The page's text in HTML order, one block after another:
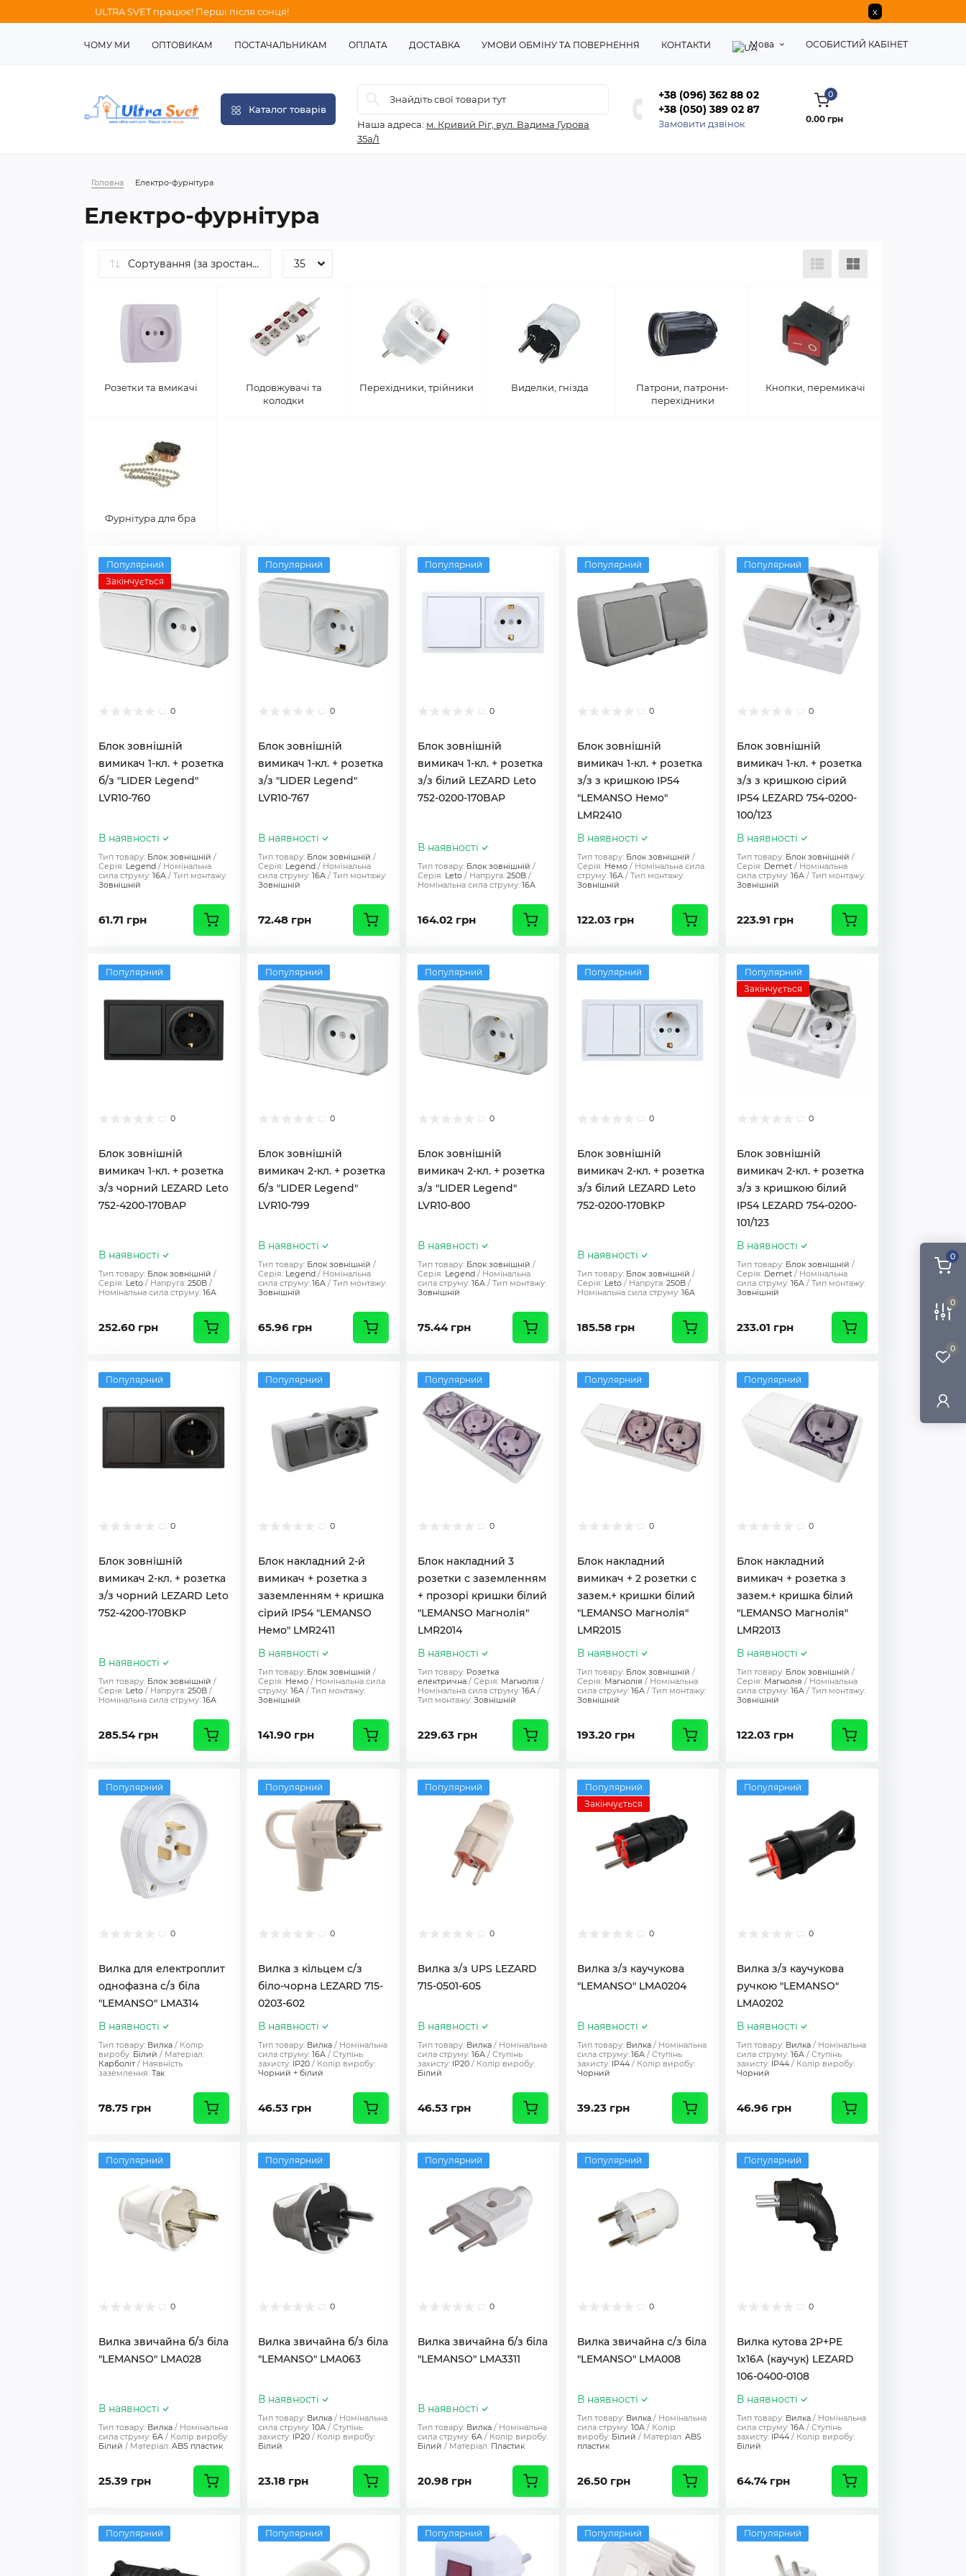
0
0
0
ULTRA SVET працює! Перші після сонця! x
ЧОМУ МИ ОПТОВИКАМ ПОСТАЧАЛЬНИКАМ ОПЛАТА ДОСТАВКА УМОВИ ОБМІНУ ТА ПОВЕРНЕННЯ КОНТАКТИ Мова ОСОБИСТИЙ КАБІНЕТ
Каталог товарів
Наша адреса: м. Кривий Ріг, вул. Вадима Гурова
35а/1
+38 (096) 362 88 02
+38 (050) 389 02 87
Замовити дзвінок
0
0.00 грн
Головна Електро-фурнітура
Електро-фурнітура
Розетки та вмикачі
Подовжувачі та
колодки
Перехідники, трійники Виделки, гнізда
Патрони, патрони-
перехідники
Кнопки, перемикачі
Фурнітура для бра
Популярний
Закінчується
0
Блок зовнішній
вимикач 1-кл. + розетка
б/з "LIDER Legend"
LVR10-760
В наявності
Тип товару: Блок зовнішній
Серія: Legend
Номінальна
сила струму: 16A
Тип монтажу:
Зовнішній
61.71 грн
Популярний
0
Блок зовнішній
вимикач 1-кл. + розетка
з/з "LIDER Legend"
LVR10-767
В наявності
Тип товару: Блок зовнішній
Серія: Legend
Номінальна
сила струму: 16A
Тип монтажу:
Зовнішній
72.48 грн
Популярний
0
Блок зовнішній
вимикач 1-кл. + розетка
з/з білий LEZARD Leto
752-0200-170BAP
В наявності
Тип товару: Блок зовнішній
Серія: Leto Напруга: 250В
Номінальна сила струму: 16A
164.02 грн
Популярний
0
Блок зовнішній
вимикач 1-кл. + розетка
з/з з кришкою IP54
"LEMANSO Немо"
LMR2410
В наявності
Тип товару: Блок зовнішній
Серія: Немо
Номінальна сила
струму: 16A
Тип монтажу:
Зовнішній
122.03 грн
Популярний
0
Блок зовнішній
вимикач 1-кл. + розетка
з/з з кришкою сірий
IP54 LEZARD 754-0200-
100/123
В наявності
Тип товару: Блок зовнішній
Серія: Demet
Номінальна
сила струму: 16A
Тип монтажу:
Зовнішній
223.91 грн
Популярний
0
Блок зовнішній
вимикач 1-кл. + розетка
з/з чорний LEZARD Leto
752-4200-170BAP
В наявності
Тип товару: Блок зовнішній
Серія: Leto Напруга: 250В
Номінальна сила струму: 16A
252.60 грн
Популярний
0
Блок зовнішній
вимикач 2-кл. + розетка
б/з "LIDER Legend"
LVR10-799
В наявності
Тип товару: Блок зовнішній
Серія: Legend
Номінальна
сила струму: 16A
Тип монтажу:
Зовнішній
65.96 грн
Популярний
0
Блок зовнішній
вимикач 2-кл. + розетка
з/з "LIDER Legend"
LVR10-800
В наявності
Тип товару: Блок зовнішній
Серія: Legend
Номінальна
сила струму: 16A
Тип монтажу:
Зовнішній
75.44 грн
Популярний
0
Блок зовнішній
вимикач 2-кл. + розетка
з/з білий LEZARD Leto
752-0200-170BKP
В наявності
Тип товару: Блок зовнішній
Серія: Leto Напруга: 250В
Номінальна сила струму: 16A
185.58 грн
Популярний
Закінчується
0
Блок зовнішній
вимикач 2-кл. + розетка
з/з з кришкою білий
IP54 LEZARD 754-0200-
101/123
В наявності
Тип товару: Блок зовнішній
Серія: Demet
Номінальна
сила струму: 16A
Тип монтажу:
Зовнішній
233.01 грн
Популярний
0
Блок зовнішній
вимикач 2-кл. + розетка
з/з чорний LEZARD Leto
752-4200-170BKP
В наявності
Тип товару: Блок зовнішній
Серія: Leto Напруга: 250В
Номінальна сила струму: 16A
285.54 грн
Популярний
0
Блок накладний 2-й
вимикач + розетка з
заземленням + кришка
сірий IP54 "LEMANSO
Немо" LMR2411
В наявності
Тип товару: Блок зовнішній
Серія: Немо
Номінальна сила
струму: 16A
Тип монтажу:
Зовнішній
141.90 грн
Популярний
0
Блок накладний 3
розетки с заземленням
+ прозорі кришки білий
"LEMANSO Магнолія"
LMR2014
В наявності
Тип товару: Розетка
електрична
Серія: Магнолія
Номінальна сила струму: 16A
Тип монтажу: Зовнішній
229.63 грн
Популярний
0
Блок накладний
вимикач + 2 розетки с
зазем.+ кришки білий
"LEMANSO Магнолія"
LMR2015
В наявності
Тип товару: Блок зовнішній
Серія: Магнолія
Номінальна
сила струму: 16A
Тип монтажу:
Зовнішній
193.20 грн
Популярний
0
Блок накладний
вимикач + розетка з
зазем.+ кришка білий
"LEMANSO Магнолія"
LMR2013
В наявності
Тип товару: Блок зовнішній
Серія: Магнолія
Номінальна
сила струму: 16A
Тип монтажу:
Зовнішній
122.03 грн
Популярний
0
Вилка для електроплит
однофазна с/з біла
"LEMANSO" LMA314
В наявності
Тип товару: Вилка
Колір
виробу: Білий
Матеріал:
Карболіт
Наявність
заземлення: Так
78.75 грн
Популярний
0
Вилка з кільцем с/з
біло-чорна LEZARD 715-
0203-602
В наявності
Тип товару: Вилка
Номінальна
сила струму: 16A
Ступінь
захисту: IP20
Колір виробу:
Чорний + білий
46.53 грн
Популярний
0
Вилка з/з UPS LEZARD
715-0501-605
В наявності
Тип товару: Вилка
Номінальна
сила струму: 16A
Ступінь
захисту: IP20
Колір виробу:
Білий
46.53 грн
Популярний
Закінчується
0
Вилка з/з каучукова
"LEMANSO" LMA0204
В наявності
Тип товару: Вилка
Номінальна
сила струму: 16A
Ступінь
захисту: IP44
Колір виробу:
Чорний
39.23 грн
Популярний
0
Вилка з/з каучукова
ручкою "LEMANSO"
LMA0202
В наявності
Тип товару: Вилка
Номінальна
сила струму: 16A
Ступінь
захисту: IP44
Колір виробу:
Чорний
46.96 грн
Популярний
0
Вилка звичайна б/з біла
"LEMANSO" LMA028
В наявності
Тип товару: Вилка
Номінальна
сила струму: 6A
Колір виробу:
Білий
Матеріал: ABS пластик
25.39 грн
Популярний
0
Вилка звичайна б/з біла
"LEMANSO" LMA063
В наявності
Тип товару: Вилка
Номінальна
сила струму: 10A
Ступінь
захисту: IP20
Колір виробу:
Білий
23.18 грн
Популярний
0
Вилка звичайна б/з біла
"LEMANSO" LMA3311
В наявності
Тип товару: Вилка
Номінальна
сила струму: 6A
Колір виробу:
Білий
Матеріал: Пластик
20.98 грн
Популярний
0
Вилка звичайна с/з біла
"LEMANSO" LMA008
В наявності
Тип товару: Вилка
Номінальна
сила струму: 10A
Колір
виробу: Білий Матеріал: ABS
пластик
26.50 грн
Популярний
0
Вилка кутова 2Р+РЕ
1х16А (каучук) LEZARD
106-0400-0108
В наявності
Тип товару: Вилка
Номінальна
сила струму: 16A
Ступінь
захисту: IP44
Колір виробу:
Білий
64.74 грн
Популярний Популярний Популярний Популярний Популярний